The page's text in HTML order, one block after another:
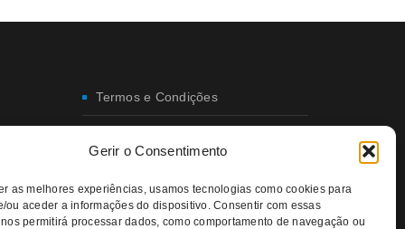
Gerir o Consentimento
as melhores experiências, usamos tecnologias como cookies para
ou aceder a informações do dispositivo. Consentir com essas
permitirá processar dados, como comportamento de navegação ou
Termos e Condições
Política de Privacidade